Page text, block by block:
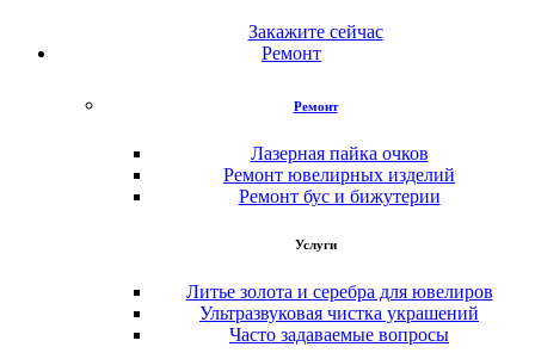
Закажите сейчас
Ремонт
Ремонт
Лазерная пайка очков
Ремонт ювелирных изделий
Ремонт бус и бижутерии
Услуги
Литье золота и серебра для ювелиров
Ультразвуковая чистка украшений
Часто задаваемые вопросы